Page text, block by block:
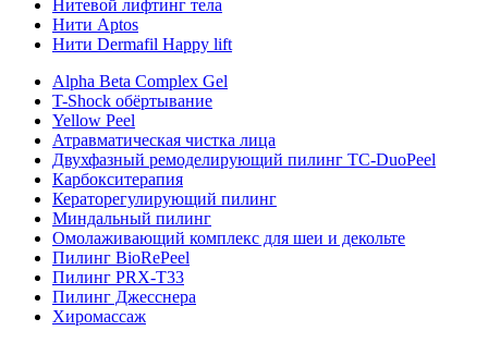
Нитевой лифтинг тела
Нити Aptos
Нити Dermafil Happy lift
Alpha Beta Complex Gel
T-Shock обёртывание
Yellow Peel
Атравматическая чистка лица
Двухфазный ремоделирующий пилинг TC-DuoPeel
Карбокситерапия
Кераторегулирующий пилинг
Миндальный пилинг
Омолаживающий комплекс для шеи и декольте
Пилинг BioRePeel
Пилинг PRX-T33
Пилинг Джесснера
Хиромассаж